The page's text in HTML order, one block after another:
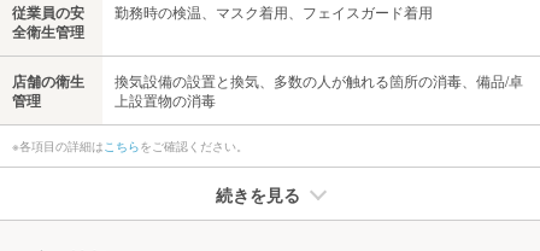
従業員の安
全衛生管理
勤務時の検温、マスク着用、フェイスガード着用
店舗の衛生
管理
換気設備の設置と換気、多数の人が触れる箇所の消毒、備品/卓
上設置物の消毒
※各項目の詳細はこちらをご確認ください。
続きを見る